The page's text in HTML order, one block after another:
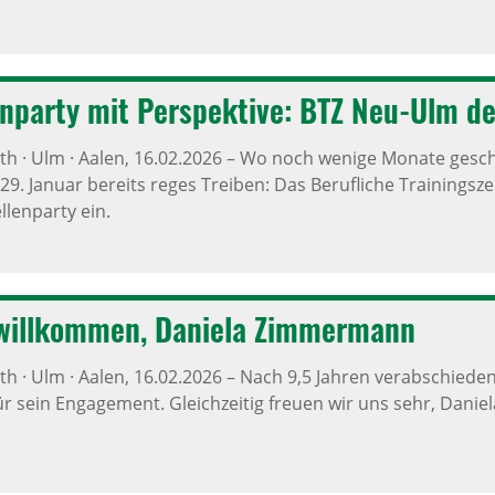
mit Perspek­tive: BTZ Neu-Ulm
· Ulm · Aalen, 16.02.2026–Wo noch wenige Monate
Januar bereits reges Treiben: Das Berufliche
ein.
Daniela Zimmer­mann
· Ulm · Aalen, 16.02.2026–Nach 9,5 Jahren
sein Engagement. Gleichzeitig freuen wir uns sehr,